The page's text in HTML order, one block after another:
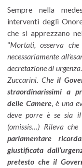
Sempre nella
interventi degli
che si apprezzano
“Mortati, osserva
necessariamente
decretazione di
Zuccarini. Cheil
straordinarissimi a
delle Camere, è una
deve porre è se sia il
(omissis…) Rileva che
parlamentare
giustificata
pretesto che il